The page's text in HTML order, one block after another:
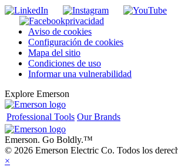
privacidad
Aviso de cookies
Configuración de cookies
Mapa del sitio
Condiciones de uso
Informar una vulnerabilidad
Explore Emerson
Professional Tools Our Brands
Emerson. Go Boldly.™
© 2026 Emerson Electric Co. Todos los
×